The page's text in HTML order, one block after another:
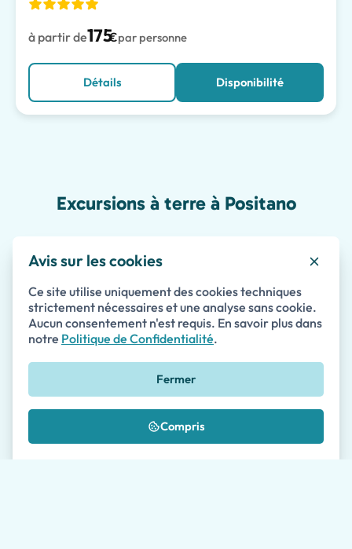
à partir de175€par personne
Détails Disponibilité
Excursions à terre à Positano
vers la côte d'Amalfi
5 à 9 heures•Excursions à terre
par personne
Avis sur les cookies
Ce site utilise uniquement des cookies techniques
strictement nécessaires et une analyse sans cookie.
Aucun consentement n'est requis. En savoir plus dans
notre Politique de Confidentialité.
Fermer
Compris